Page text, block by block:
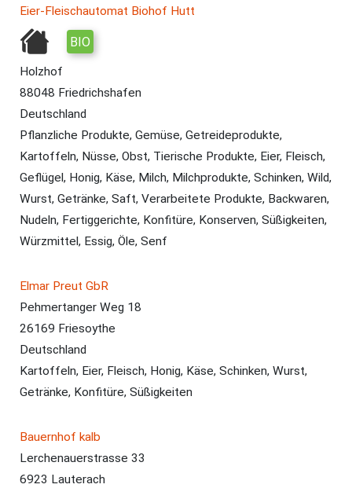
Eier-Fleischautomat Biohof Hutt
BIO
Holzhof
88048 Friedrichshafen
Deutschland
Pflanzliche Produkte, Gemüse, Getreideprodukte,
Kartoffeln, Nüsse, Obst, Tierische Produkte, Eier, Fleisch,
Geflügel, Honig, Käse, Milch, Milchprodukte, Schinken, Wild,
Wurst, Getränke, Saft, Verarbeitete Produkte, Backwaren,
Nudeln, Fertiggerichte, Konfitüre, Konserven, Süßigkeiten,
Würzmittel, Essig, Öle, Senf
Elmar Preut GbR
Pehmertanger Weg 18
26169 Friesoythe
Deutschland
Kartoffeln, Eier, Fleisch, Honig, Käse, Schinken, Wurst,
Getränke, Konfitüre, Süßigkeiten
Bauernhof kalb
Lerchenauerstrasse 33
6923 Lauterach